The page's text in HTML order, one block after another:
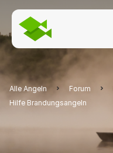
Alle Angeln Forum
Hilfe Brandungsangeln